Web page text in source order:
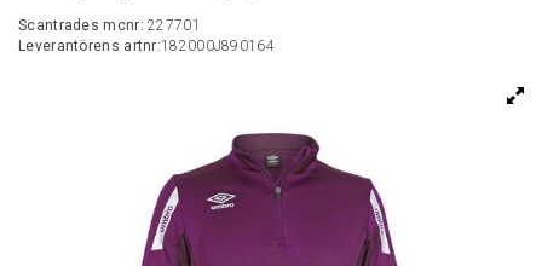
Scantrades mcnr:227701
Leverantörens artnr:182000J890164